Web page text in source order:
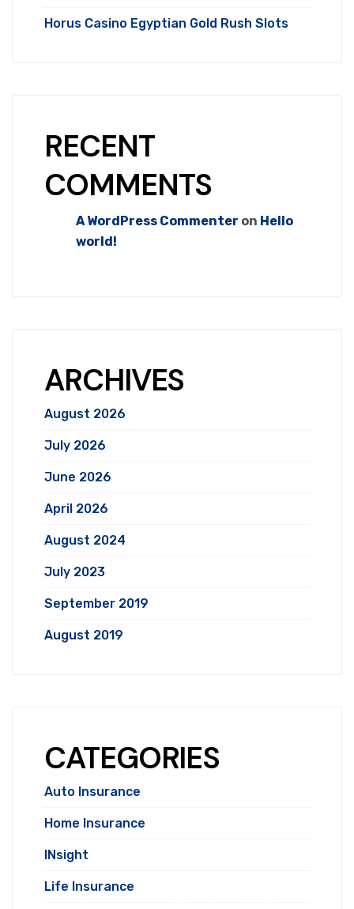
Horus Casino Egyptian Gold Rush Slots
RECENT
COMMENTS
A WordPress Commenter on Hello
world!
ARCHIVES
August 2026
July 2026
June 2026
April 2026
August 2024
July 2023
September 2019
August 2019
CATEGORIES
Auto Insurance
Home Insurance
INsight
Life Insurance